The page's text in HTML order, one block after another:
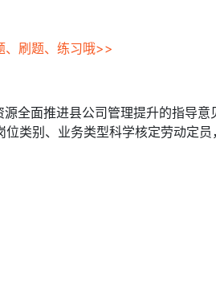
、刷题、练习哦>>
全面推进县公司管理提升的指导意
类别、业务类型科学核定劳动定员